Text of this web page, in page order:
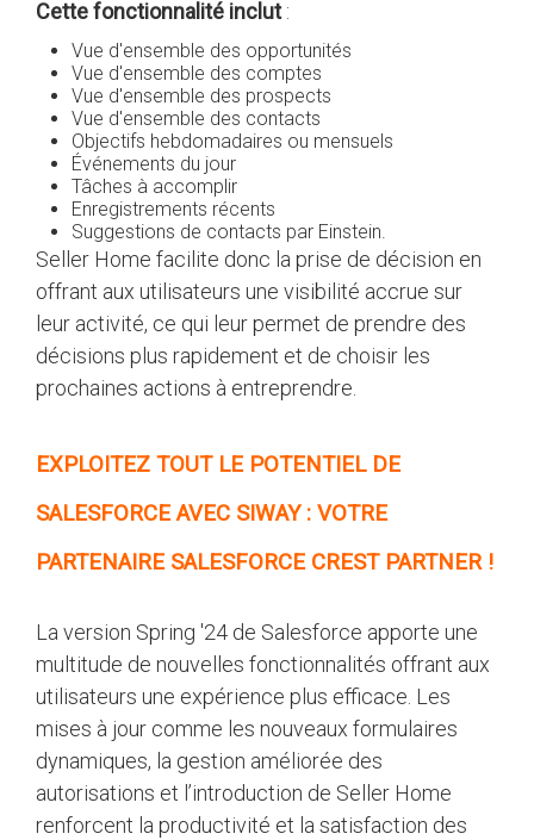
Cette fonctionnalité inclut:
Vue d'ensemble des opportunités
Vue d'ensemble des comptes
Vue d'ensemble des prospects
Vue d'ensemble des contacts
Objectifs hebdomadaires ou mensuels
Événements du jour
Tâches à accomplir
Enregistrements récents
Suggestions de contacts par Einstein.
Seller Home facilite donc la prise de décision en
offrant aux utilisateurs une visibilité accrue sur
leur activité, ce qui leur permet de prendre des
décisions plus rapidement et de choisir les
prochaines actions à entreprendre.
EXPLOITEZ TOUT LE POTENTIEL DE
SALESFORCE AVEC SIWAY : VOTRE
PARTENAIRE SALESFORCE CREST PARTNER !
La version Spring '24 de Salesforce apporte une
multitude de nouvelles fonctionnalités offrant aux
utilisateurs une expérience plus efficace. Les
mises à jour comme les nouveaux formulaires
dynamiques, la gestion améliorée des
autorisations et l’introduction de Seller Home
renforcent la productivité et la satisfaction des